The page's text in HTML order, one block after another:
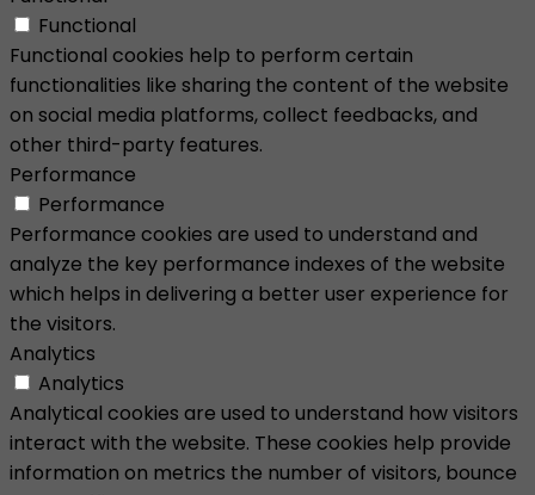
Functional
Functional cookies help to perform certain
functionalities like sharing the content of the website
on social media platforms, collect feedbacks, and
other third-party features.
Performance
Performance
Performance cookies are used to understand and
analyze the key performance indexes of the website
which helps in delivering a better user experience for
the visitors.
Analytics
Analytics
Analytical cookies are used to understand how visitors
interact with the website. These cookies help provide
information on metrics the number of visitors, bounce